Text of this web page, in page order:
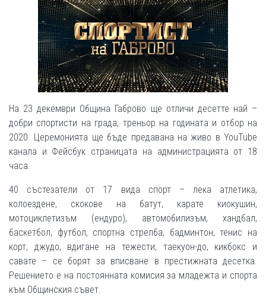
На 23 декември Община Габрово ще отличи десетте най –
добри спортисти на града, треньор на годината и отбор на
2020. Церемонията ще бъде предавана на живо в YouTube
канала и Фейсбук страницата на администрацията от 18
часа.
40 състезатели от 17 вида спорт – лека атлетика,
колоездене, скокове на батут, карате киокушин,
мотоциклетизъм (ендуро), автомобилизъм, хандбал,
баскетбол, футбол, спортна стрелба, бадминтон, тенис на
корт, джудо, вдигане на тежести, таекуон-до, кикбокс и
савате – се борят за вписване в престижната десетка.
Решението е на постоянната комисия за младежта и спорта
към Общинския съвет.